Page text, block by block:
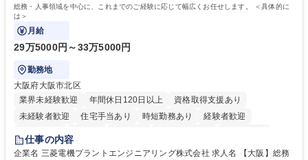
総務・人事領域を中心に、これまでのご経験に応じて幅広くお任せします。 ＜具体的に
は＞
月給
29万5000円～33万5000円
勤務地
大阪府大阪市北区
業界未経験歓迎
年間休日120日以上
資格取得支援あり
未経験者歓迎
住宅手当あり 時短勤務あり
経験者歓迎
退職金あり
駅近5分以内
土日祝休み 服装自由 寮・社宅あり 食事補助あり
仕事の内容
企業名 三菱電機プラントエンジニアリング株式会社 求人名 【大阪】総務